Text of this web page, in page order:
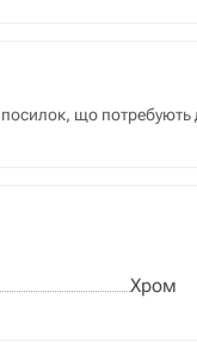
що
Хром